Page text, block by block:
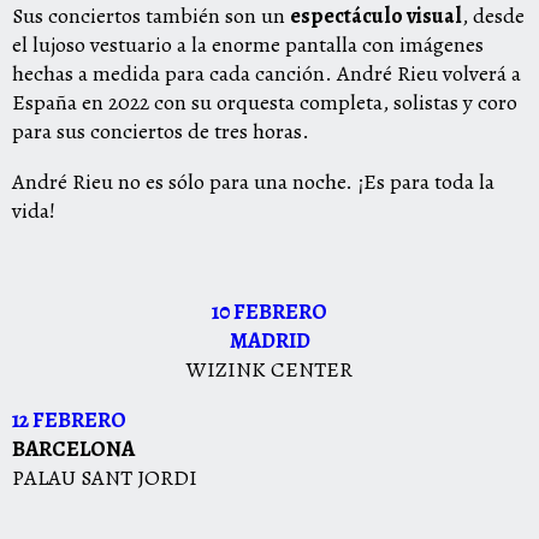
Sus conciertos también son un espectáculo visual, desde
el lujoso vestuario a la enorme pantalla con imágenes
hechas a medida para cada canción. André Rieu volverá a
España en 2022 con su orquesta completa, solistas y coro
para sus conciertos de tres horas.
André Rieu no es sólo para una noche. ¡Es para toda la
vida!
10 FEBRERO
MADRID
WIZINK CENTER
12 FEBRERO
BARCELONA
PALAU SANT JORDI